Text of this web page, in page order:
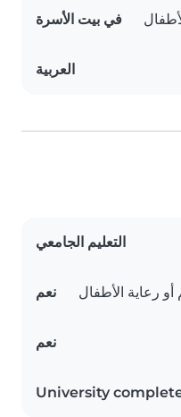
في بيت الأسرة
العربية
التعليم الجامعي
رعاية الأطفال نعم
نعم
University